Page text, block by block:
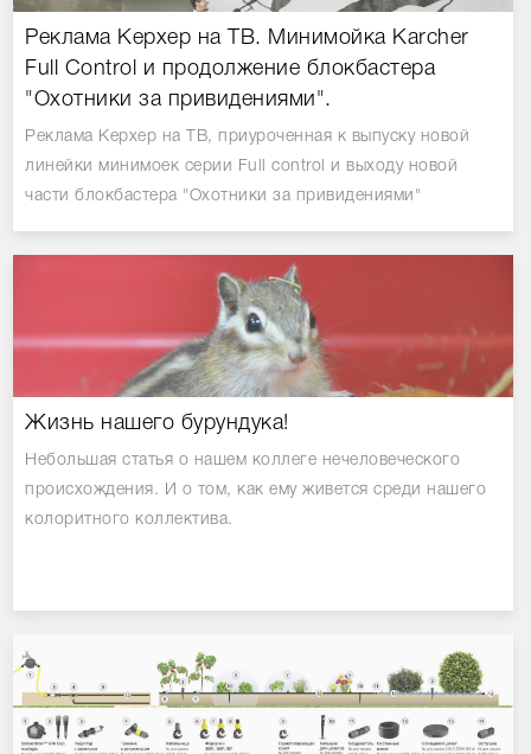
Реклама Керхер на ТВ. Минимойка Karcher
Full Control и продолжение блокбастера
"Охотники за привидениями".
Реклама Керхер на ТВ, приуроченная к выпуску новой
линейки минимоек серии Full control и выходу новой
части блокбастера "Охотники за привидениями"
Жизнь нашего бурундука!
Небольшая статья о нашем коллеге нечеловеческого
происхождения. И о том, как ему живется среди нашего
колоритного коллектива.